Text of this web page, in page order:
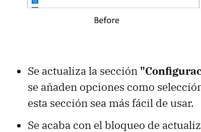
Se actualiza la sección
se añaden opciones como
esta sección sea más fácil de usar.
Se acaba con el bloqueo de